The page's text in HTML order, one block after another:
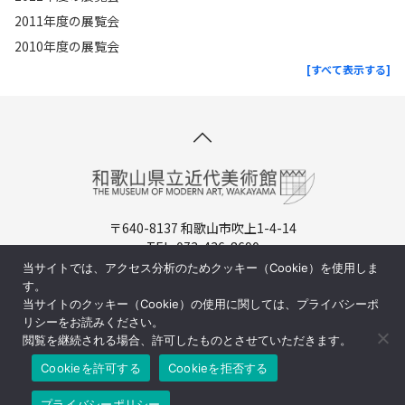
2011年度の展覧会
2010年度の展覧会
[すべて表示する]
〒640-8137 和歌山市吹上1-4-14
TEL. 073-436-8690
開館時間：9:30-17:00（入場は16:30まで）
周辺マップ／交通アクセス
©和歌山県立近代美術館
当サイトでは、アクセス分析のためクッキー（Cookie）を使用しま
す。
当サイトのクッキー（Cookie）の使用に関しては、プライバシーポ
リシーをお読みください。
閲覧を継続される場合、許可したものとさせていただきます。
Cookieを許可する
Cookieを拒否する